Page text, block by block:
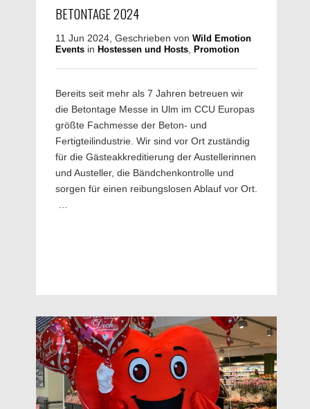
BETONTAGE 2024
11 Jun 2024, Geschrieben von Wild Emotion
Events in Hostessen und Hosts Promotion
Bereits seit mehr als 7 Jahren betreuen wir
die Betontage Messe in Ulm im CCU Europas
größte Fachmesse der Beton- und
Fertigteilindustrie. Wir sind vor Ort zuständig
für die Gästeakkreditierung der Austellerinnen
und Austeller, die Bändchenkontrolle und
sorgen für einen reibungslosen Ablauf vor Ort.